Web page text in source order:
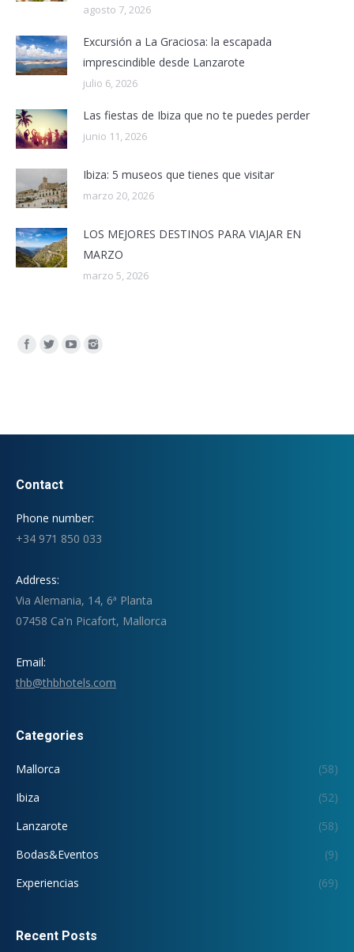
agosto 7, 2026
Excursión a La Graciosa: la escapada
imprescindible desde Lanzarote
julio 6, 2026
Las fiestas de Ibiza que no te puedes perder
junio 11, 2026
Ibiza: 5 museos que tienes que visitar
marzo 20, 2026
LOS MEJORES DESTINOS PARA VIAJAR EN
MARZO
marzo 5, 2026
Encuéntranos en:
Contact
Phone number:
+34 971 850 033
Address:
Via Alemania, 14, 6ª Planta
07458 Ca'n Picafort, Mallorca
Email:
thb@thbhotels.com
Categories
Mallorca
(58)
Ibiza
(52)
Lanzarote
(58)
Bodas&Eventos
(9)
Experiencias
(69)
Recent Posts